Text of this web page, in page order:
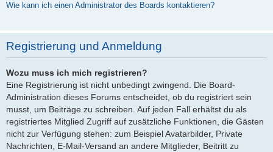
Wie kann ich einen Administrator des Boards kontaktieren?
Registrierung und Anmeldung
Wozu muss ich mich registrieren?
Eine Registrierung ist nicht unbedingt zwingend. Die Board-
Administration dieses Forums entscheidet, ob du registriert sein
musst, um Beiträge zu schreiben. Auf jeden Fall erhältst du als
registriertes Mitglied Zugriff auf zusätzliche Funktionen, die Gästen
nicht zur Verfügung stehen: zum Beispiel Avatarbilder, Private
Nachrichten, E-Mail-Versand an andere Mitglieder, Beitritt zu